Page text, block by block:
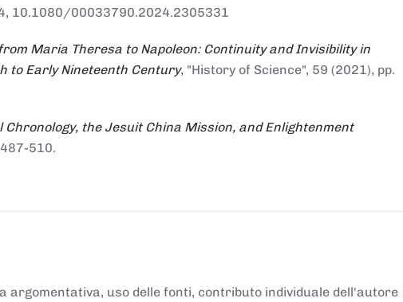
10.1080/00033790.2024.2305331
Maria Theresa to Napoleon: Continuity and Invisibility in
to Early Nineteenth Century, "History of Science", 59 (2021), pp.
the Jesuit China Mission, and Enlightenment
510.
uso delle fonti, contributo individuale dell'autore